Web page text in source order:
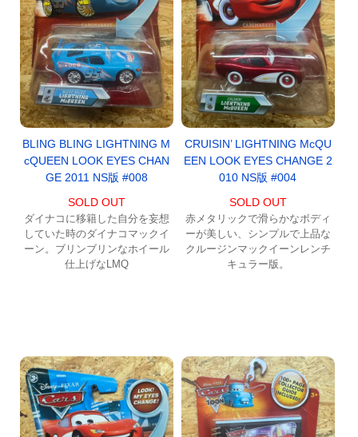
BLING BLING LIGHTNING M
cQUEEN LOOK EYES CHAN
GE 2011 NS版 #008
SOLD OUT
ダイナコに移籍した自分を妄想
していた時のダイナコマックイ
ーン。ブリンブリンなホイール
仕上げなLMQ
CRUISIN’ LIGHTNING McQU
EEN LOOK EYES CHANGE 2
010 NS版 #004
SOLD OUT
赤メタリックで滑らかなボディ
ーが美しい、シンプルで上品な
クルージンマックイーンレンチ
キュラー版。